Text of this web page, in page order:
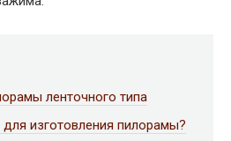
ленточного типа
изготовления пилорамы?